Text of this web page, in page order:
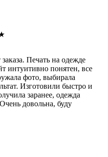
Печать на одежде
интуитивно понятен, все
фото, выбирала
Изготовили быстро и
заранее, одежда
довольна, буду